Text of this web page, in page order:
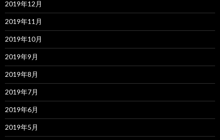
2019年12月
2019年11月
2019年10月
2019年9月
2019年8月
2019年7月
2019年6月
2019年5月